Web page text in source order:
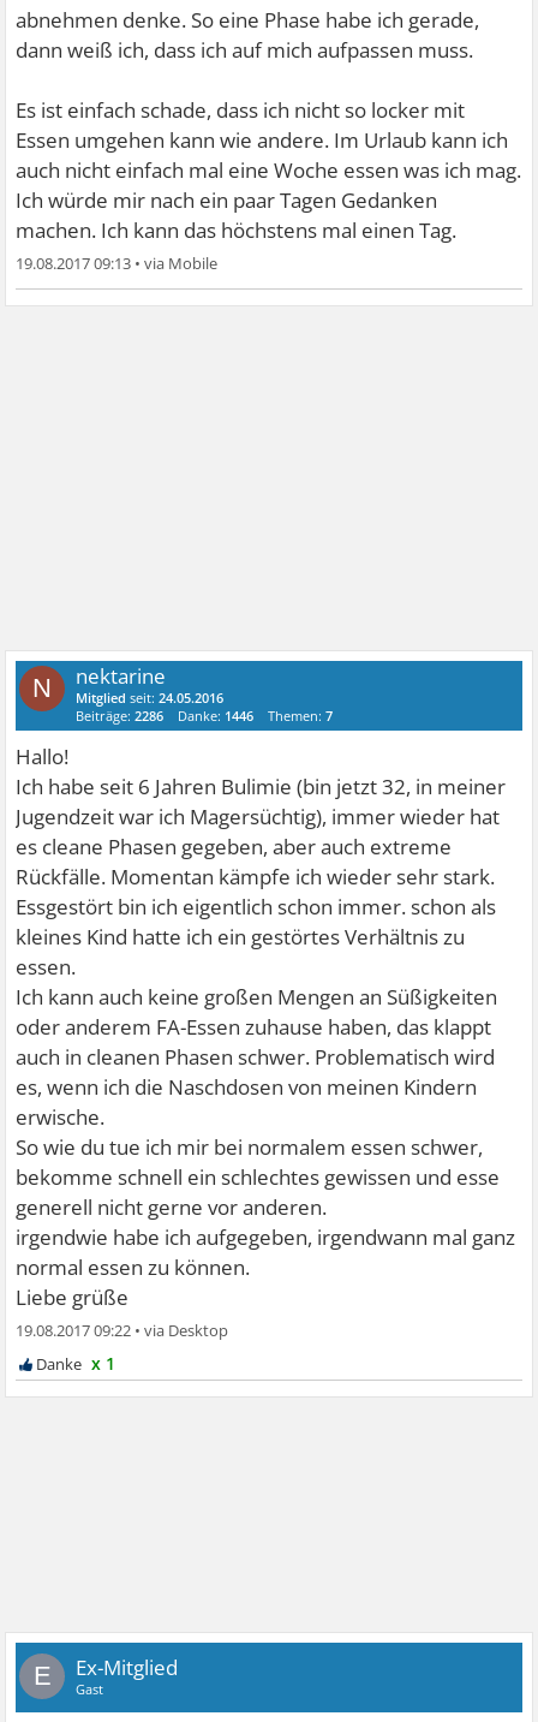
abnehmen denke. So eine Phase habe ich gerade,
dann weiß ich, dass ich auf mich aufpassen muss.
Es ist einfach schade, dass ich nicht so locker mit
Essen umgehen kann wie andere. Im Urlaub kann ich
auch nicht einfach mal eine Woche essen was ich mag.
Ich würde mir nach ein paar Tagen Gedanken
machen. Ich kann das höchstens mal einen Tag.
19.08.2017 09:13 •
N nektarine
Mitglied seit:24.05.2016
Beiträge:2286 Danke: 1446 Themen:7
Hallo!
Ich habe seit 6 Jahren Bulimie (bin jetzt 32, in meiner
Jugendzeit war ich Magersüchtig), immer wieder hat
es cleane Phasen gegeben, aber auch extreme
Rückfälle. Momentan kämpfe ich wieder sehr stark.
Essgestört bin ich eigentlich schon immer. schon als
kleines Kind hatte ich ein gestörtes Verhältnis zu
essen.
Ich kann auch keine großen Mengen an Süßigkeiten
oder anderem FA-Essen zuhause haben, das klappt
auch in cleanen Phasen schwer. Problematisch wird
es, wenn ich die Naschdosen von meinen Kindern
erwische.
So wie du tue ich mir bei normalem essen schwer,
bekomme schnell ein schlechtes gewissen und esse
generell nicht gerne vor anderen.
irgendwie habe ich aufgegeben, irgendwann mal ganz
normal essen zu können.
Liebe grüße
19.08.2017 09:22 •
x 1
E Ex-Mitglied
Gast